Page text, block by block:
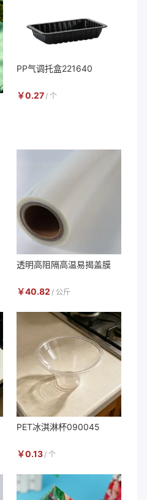
PP气调托盒221640
￥0.27 / 个
透明高阻隔高温易揭盖膜
￥40.82 / 公斤
PET冰淇淋杯090045
￥0.13 / 个